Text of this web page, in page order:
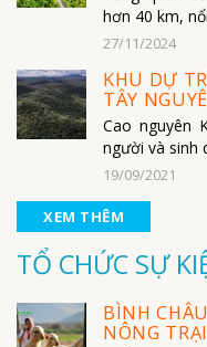
hơn 40 km,
27/11/2024
KHU DỰ
TÂY
Cao nguyên
người và sinh
19/09/2021
XEM THÊM
TỔ CHỨC SỰ
BÌNH
NÔNG